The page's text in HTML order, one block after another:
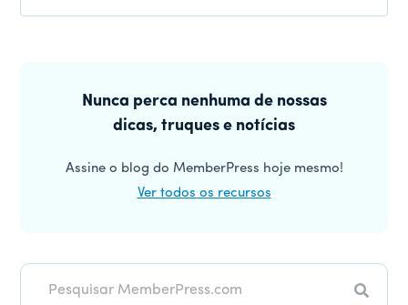
lateralNunca perca nenhuma de nossas
dicas, truques e notícias
Assine o blog do MemberPress hoje mesmo!
Ver todos os recursos